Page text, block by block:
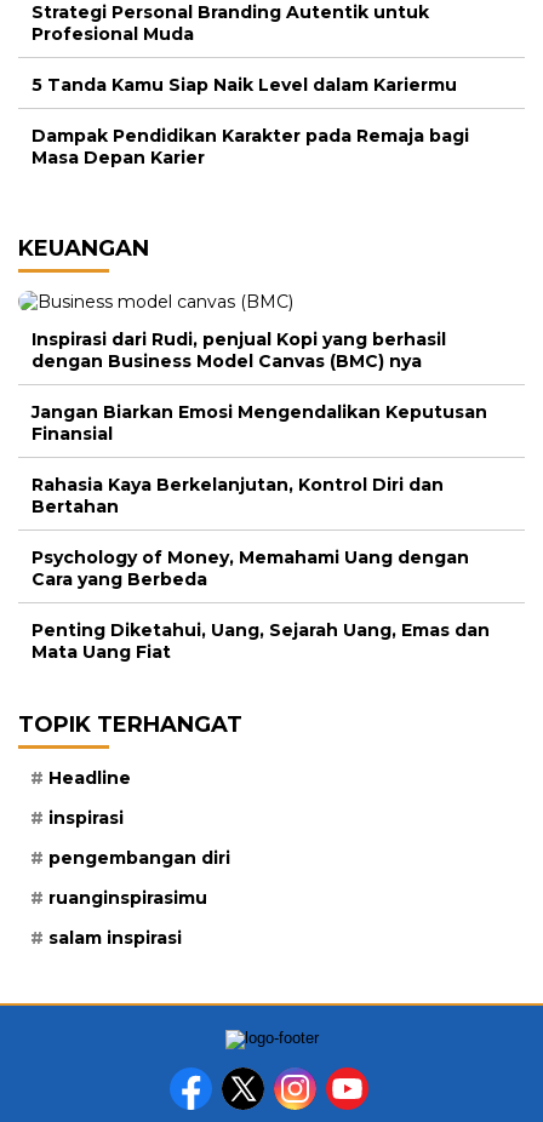
Strategi Personal Branding Autentik untuk
Profesional Muda
5 Tanda Kamu Siap Naik Level dalam Kariermu
Dampak Pendidikan Karakter pada Remaja bagi
Masa Depan Karier
KEUANGAN
Inspirasi dari Rudi, penjual Kopi yang berhasil
dengan Business Model Canvas (BMC) nya
Jangan Biarkan Emosi Mengendalikan Keputusan
Finansial
Rahasia Kaya Berkelanjutan, Kontrol Diri dan
Bertahan
Psychology of Money, Memahami Uang dengan
Cara yang Berbeda
Penting Diketahui, Uang, Sejarah Uang, Emas dan
Mata Uang Fiat
TOPIK TERHANGAT
Headline
inspirasi
pengembangan diri
ruanginspirasimu
salam inspirasi